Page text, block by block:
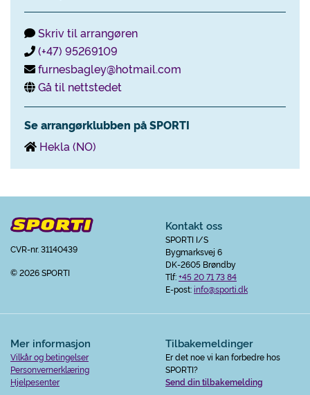
Skriv til arrangøren
(+47) 95269109
furnesbagley@hotmail.com
Gå til nettstedet
Se arrangørklubben på SPORTI
Hekla (NO)
CVR-nr. 31140439
© 2026 SPORTI
Kontakt oss
SPORTI I/S
Bygmarksvej 6
DK-2605 Brøndby
Tlf:+45 20 71 73 84
E-post:info@sporti.dk
Mer informasjon
Vilkår og betingelser
Personvernerklæring
Hjelpesenter
Tilbakemeldinger
Er det noe vi kan forbedre hos
SPORTI?
Send din tilbakemelding